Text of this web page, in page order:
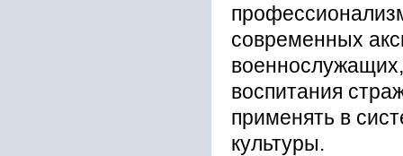
современных
воспитания
применять в
культуры.